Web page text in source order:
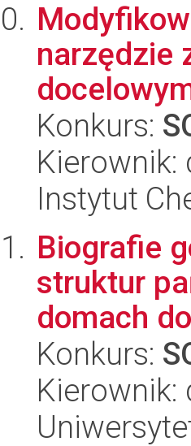
narzędzie
Konkurs:
Kierownik:
Instytut
Biografie
struktur
domach
Konkurs:
Kierownik: